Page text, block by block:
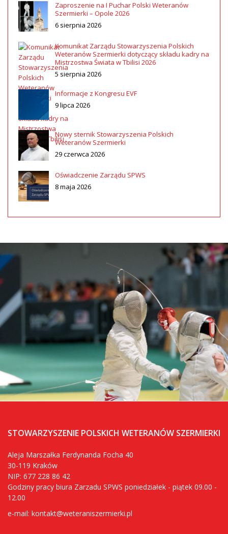
Zaproszenie na I Puchar Polski Weteranów
Szermierki – Opole 2026
6 sierpnia 2026
Komunikat Zarządu Stowarzyszenia Polskich
Weteranów Szermierki dotyczący składu kadry na
Mistrzostwa Świata w Tbilisi 2026
5 sierpnia 2026
Informacje z Kongresu EVF
9 lipca 2026
Nowy sternik Stowarzyszenia Polskich
Weteranów Szermierki
29 czerwca 2026
Oświadczenie Zarządu SPWS
8 maja 2026
STOWARZYSZENIE POLSKICH WETERANÓW SZERMIERKI
Aleja Marszałka Ferdynanda Focha 40
30-119 Kraków
NIP: 677 228 86 42
Godziny pracy biura Zarzadu SPWS poniedziałek - piątek 09.00 -
12.00
e-mail: kontakt@weteraniszermierki.pl